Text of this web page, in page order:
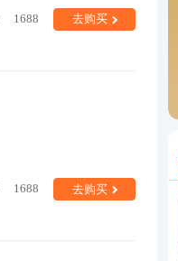
1688 去购买
1688 去购买